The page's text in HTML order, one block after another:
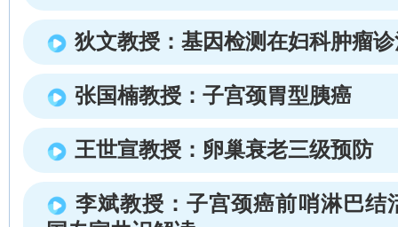
狄文教授：基因检测在妇科肿瘤
张国楠教授：子宫颈胃型胰癌
王世宣教授：卵巢衰老三级预防
李斌教授：子宫颈癌前哨淋巴结